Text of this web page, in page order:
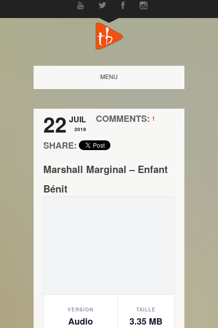
MENU
22 JUIL
2019
COMMENTS: 1
SHARE:
Marshall Marginal – Enfant
Bénit
VERSION
Audio
TAILLE
3.35 MB